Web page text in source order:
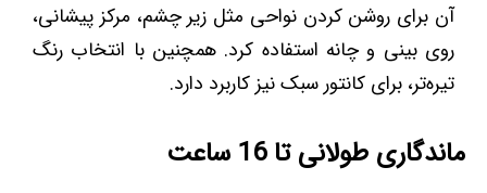
آن برای روشن کردن نواحی مثل زیر چشم، مرکز پیشانی،
روی بینی و چانه استفاده کرد. همچنین با انتخاب رنگ
تیره‌تر، برای کانتور سبک نیز کاربرد دارد.
ماندگاری طولانی تا 16 ساعت